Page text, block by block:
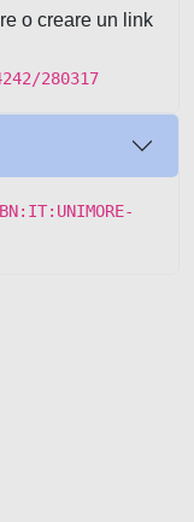
o creare un link
280317